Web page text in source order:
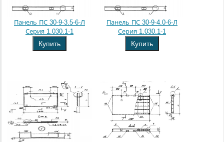
Панель ПС 30-9-3.5-6-Л
Серия 1.030.1-1
Купить
Панель ПС 30-9-4.0-6-Л
Серия 1.030.1-1
Купить